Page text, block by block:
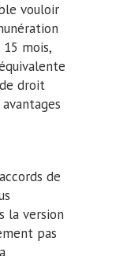
vouloir
mois,
droit
de
la version
pas